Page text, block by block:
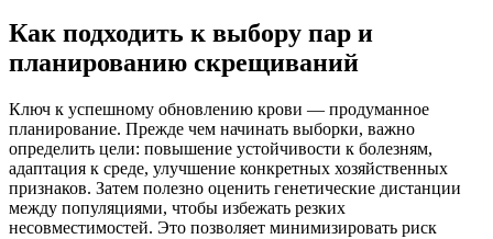
Как подходить к выбору пар и
планированию скрещиваний
Ключ к успешному обновлению крови — продуманное
планирование. Прежде чем начинать выборки, важно
определить цели: повышение устойчивости к болезням,
адаптация к среде, улучшение конкретных хозяйственных
признаков. Затем полезно оценить генетические дистанции
между популяциями, чтобы избежать резких
несовместимостей. Это позволяет минимизировать риск